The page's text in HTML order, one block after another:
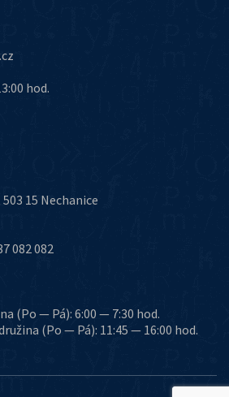
hod.
15 Nechanice
082 082
(Po — Pá): 6:00 — 7:30 hod.
(Po — Pá): 11:45 — 16:00 hod.